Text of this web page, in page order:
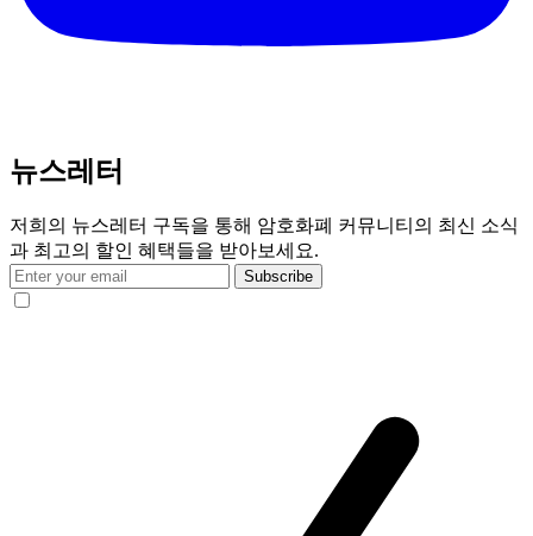
뉴스레터
저희의 뉴스레터 구독을 통해 암호화폐 커뮤니티의 최신 소식
과 최고의 할인 혜택들을 받아보세요.
Subscribe